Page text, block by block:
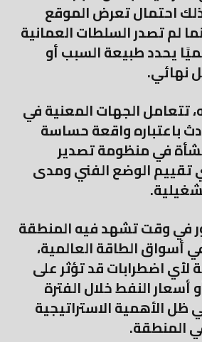
ذلك احتمال تعرض الموقع
لم تصدر السلطات العمانية
يحدد طبيعة السبب أو
نهائي.
تتعامل الجهات المعنية في
باعتباره واقعة حساسة
في منظومة تصدير
تقييم الوضع الفني ومدى
في وقت تشهد فيه المنطقة
أسواق الطاقة العالمية،
لأي اضطرابات قد تؤثر على
أسعار النفط خلال الفترة
ظل الأهمية الاستراتيجية
المنطقة.